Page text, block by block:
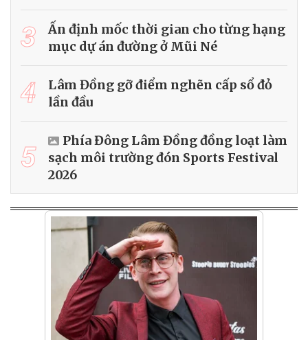
3
Ấn định mốc thời gian cho từng hạng
mục dự án đường ở Mũi Né
4
Lâm Đồng gỡ điểm nghẽn cấp sổ đỏ
lần đầu
5
Phía Đông Lâm Đồng đồng loạt làm
sạch môi trường đón Sports Festival
2026